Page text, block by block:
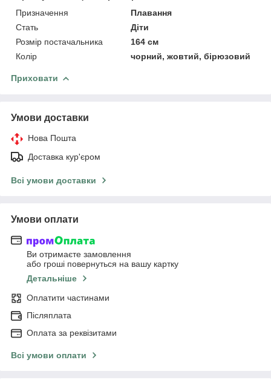
Призначення
Плавання
Стать
Діти
Розмір постачальника
164 см
Колір
чорний, жовтий, бірюзовий
Приховати
Умови доставки
Нова Пошта
Доставка кур'єром
Всі умови доставки
Умови оплати
Ви отримаєте замовлення
або гроші повернуться на вашу картку
Детальніше
Оплатити частинами
Післяплата
Оплата за реквізитами
Всі умови оплати